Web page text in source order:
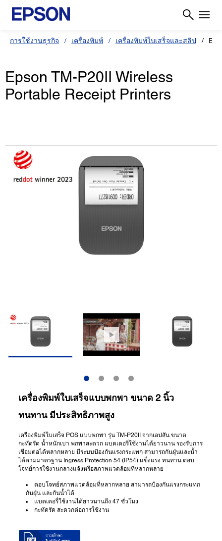
การใช้งานธุรกิจ เครื่องพิมพ์ เครื่องพิมพ์ใบเสร็จและสลิป
Epson TM-P20II Wireless
Portable Receipt Printers
เครื่องพิมพ์ใบเสร็จแบบพกพา ขนาด 2 นิ้ว
ทนทาน มีประสิทธิภาพสูง
เครื่องพิมพ์ใบเสร็จ POS แบบพกพา รุ่น TM-P20II จากเอปสัน ขนาด
กะทัดรัด น้ำหนักเบา พกพาสะดวก แบตเตอรี่ใช้งานได้ยาวนาน รองรับการ
เชื่อมต่อได้หลากหลาย มีระบบป้องกันแรงกระแทก สามารถกันฝุ่นและน้ำ
ได้ตามมาตรฐาน Ingress Protection 54 (IP54) แข็งแรง ทนทาน ตอบ
โจทย์การใช้งานกลางแจ้งหรือสภาพแวดล้อมที่หลากหลาย
ตอบโจทย์สภาพแวดล้อมที่หลากหลาย สามารถป้องกันแรงกระแทก
กันฝุ่น และกันน้ำได้
แบตเตอรี่ใช้งานได้ยาวนานถึง 47 ชั่วโมง
กะทัดรัด สะดวกต่อการใช้งาน